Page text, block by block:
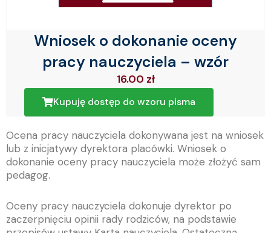
Wniosek o dokonanie oceny
pracy nauczyciela – wzór
16.00 zł
Kupuję dostęp do wzoru pisma
Ocena pracy nauczyciela dokonywana jest na wniosek
lub z inicjatywy dyrektora placówki. Wniosek o
dokonanie oceny pracy nauczyciela może złożyć sam
pedagog.
Oceny pracy nauczyciela dokonuje dyrektor po
zaczerpnięciu opinii rady rodziców, na podstawie